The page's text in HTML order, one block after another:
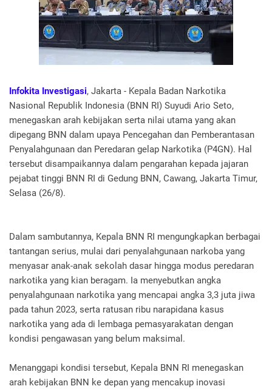
Infokita Investigasi, Jakarta - Kepala Badan Narkotika
Nasional Republik Indonesia (BNN RI) Suyudi Ario Seto,
menegaskan arah kebijakan serta nilai utama yang akan
dipegang BNN dalam upaya Pencegahan dan Pemberantasan
Penyalahgunaan dan Peredaran gelap Narkotika (P4GN). Hal
tersebut disampaikannya dalam pengarahan kepada jajaran
pejabat tinggi BNN RI di Gedung BNN, Cawang, Jakarta Timur,
Selasa (26/8).
Dalam sambutannya, Kepala BNN RI mengungkapkan berbagai
tantangan serius, mulai dari penyalahgunaan narkoba yang
menyasar anak-anak sekolah dasar hingga modus peredaran
narkotika yang kian beragam. Ia menyebutkan angka
penyalahgunaan narkotika yang mencapai angka 3,3 juta jiwa
pada tahun 2023, serta ratusan ribu narapidana kasus
narkotika yang ada di lembaga pemasyarakatan dengan
kondisi pengawasan yang belum maksimal.
Menanggapi kondisi tersebut, Kepala BNN RI menegaskan
arah kebijakan BNN ke depan yang mencakup inovasi